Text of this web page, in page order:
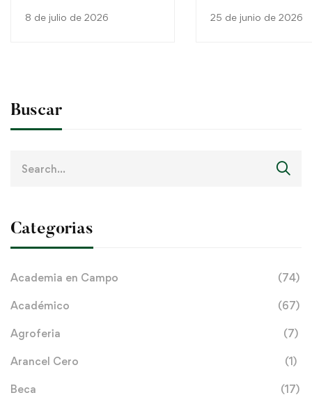
8 de julio de 2026 25 de junio de 2026
Buscar
Categorias
Academia en Campo (74)
Académico (67)
Agroferia (7)
Arancel Cero (1)
Beca (17)